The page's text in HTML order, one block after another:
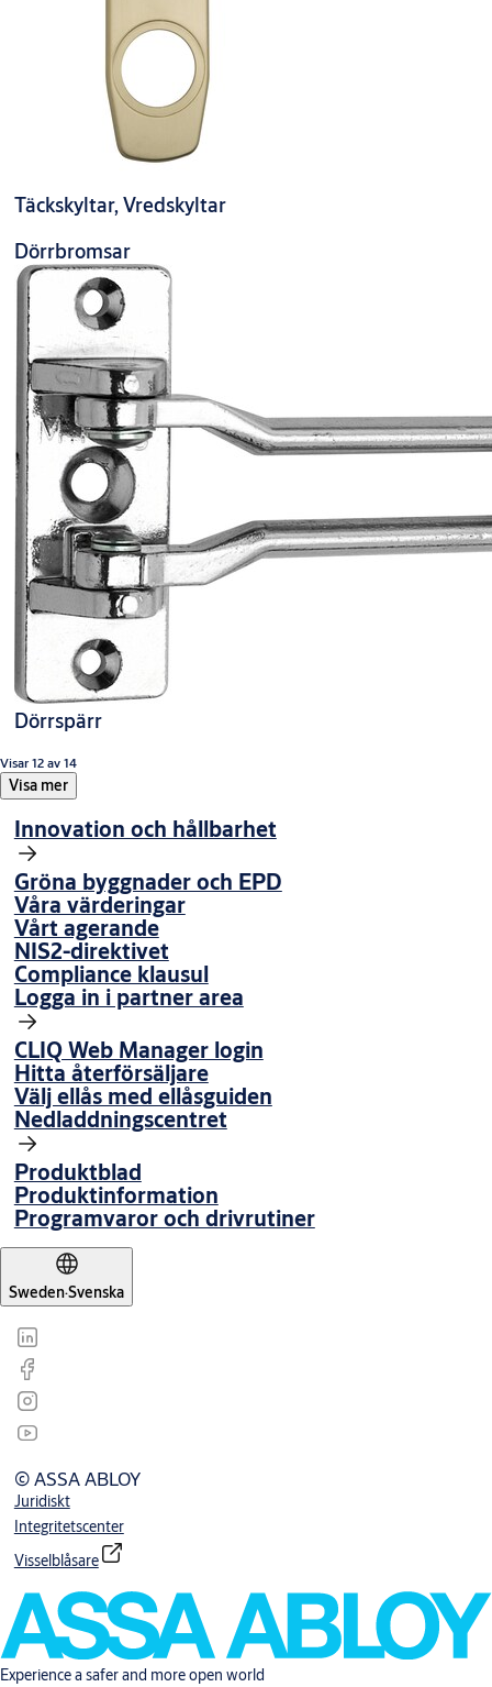
Täckskyltar, Vredskyltar
Dörrbromsar
Dörrspärr
Visar 12 av 14
Visa mer
Innovation och hållbarhet
Gröna byggnader och EPD
Våra värderingar
Vårt agerande
NIS2-direktivet
Compliance klausul
Logga in i partner area
CLIQ Web Manager login
Hitta återförsäljare
Välj ellås med ellåsguiden
Nedladdningscentret
Produktblad
Produktinformation
Programvaror och drivrutiner
Sweden·Svenska
© ASSA ABLOY
Juridiskt
Integritetscenter
Visselblåsare
Experience a safer and more open world